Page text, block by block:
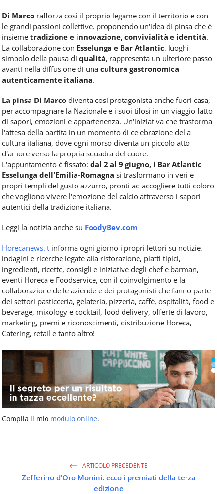
Di Marco rafforza così il proprio legame con il territorio e con
le grandi passioni collettive, proponendo un'idea di pinsa che è
insieme tradizione e innovazione, convivialità e identità.
La collaborazione con Esselunga e Bar Atlantic, luoghi
simbolo della pausa di qualità, rappresenta un ulteriore passo
avanti nella diffusione di una cultura gastronomica
autenticamente italiana.
La pinsa Di Marco diventa così protagonista anche fuori casa,
per accompagnare la Nazionale e i suoi tifosi in un viaggio fatto
di sapori, emozioni e appartenenza. Un'iniziativa che trasforma
l'attesa della partita in un momento di celebrazione della
cultura italiana, dove ogni morso diventa un piccolo atto
d'amore verso la propria squadra del cuore.
L'appuntamento è fissato: dal 2 al 9 giugno, i Bar Atlantic
Esselunga dell'Emilia-Romagna si trasformano in veri e
propri templi del gusto azzurro, pronti ad accogliere tutti coloro
che vogliono vivere l'emozione del calcio attraverso i sapori
autentici della tradizione italiana.
Leggi la notizia anche su FoodyBev.com
Horecanews.it informa ogni giorno i propri lettori su notizie,
indagini e ricerche legate alla ristorazione, piatti tipici,
ingredienti, ricette, consigli e iniziative degli chef e barman,
eventi Horeca e Foodservice, con il coinvolgimento e la
collaborazione delle aziende e dei protagonisti che fanno parte
dei settori pasticceria, gelateria, pizzeria, caffè, ospitalità, food e
beverage, mixology e cocktail, food delivery, offerte di lavoro,
marketing, premi e riconoscimenti, distribuzione Horeca,
Catering, retail e tanto altro!
Compila il mio modulo online.
ARTICOLO PRECEDENTE
Zefferino d'Oro Monini: ecco i premiati della terza
edizione